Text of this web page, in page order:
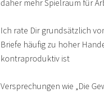
daher mehr Spielraum für
Ich rate Dir grundsätzlich
Briefe häufig zu hoher
kontraproduktiv ist
Versprechungen wie „Die